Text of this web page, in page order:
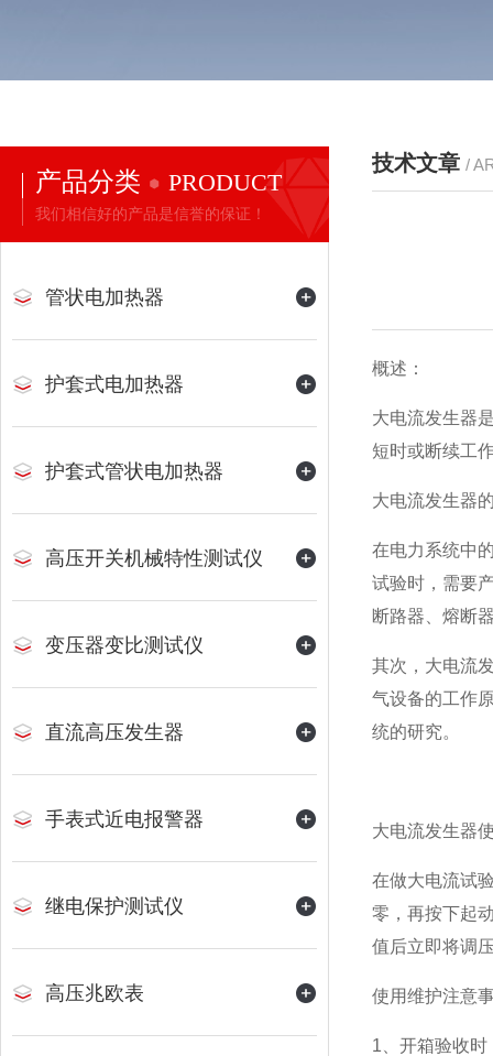
产品分类 PRODUCT
我们相信好的产品是信誉的保证！
管状电加热器
护套式电加热器
护套式管状电加热器
高压开关机械特性测试仪
变压器变比测试仪
直流高压发生器
手表式近电报警器
继电保护测试仪
高压兆欧表
技术文章 /
概述：
大电流发生器
短时或断续工
大电流发生器
在电力系统中
试验时，需要
断路器、熔断
其次，大电流
气设备的工作
统的研究。
大电流发生器
在做大电流试
零，再按下起
值后立即将调
使用维护注意
1、开箱验收